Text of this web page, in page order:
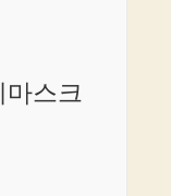
마스크